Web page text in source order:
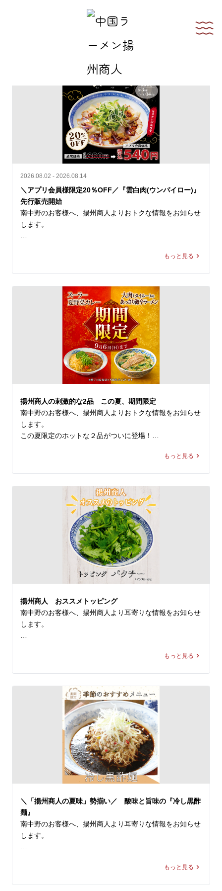
2026.08.02 - 2026.08.14
＼アプリ会員様限定20％OFF／『雲白肉(ウンパイロー)』
先行販売開始
南中野のお客様へ、揚州商人よりおトクな情報をお知らせ
します。
9月新登場の『雲白肉(ウンパイロー)』を本日より先行販
柔らかな蒸し豚とシャキシャキ豆苗に、
ニンニクが効いた特製甘辛タレが絡む四川の辛旨な一皿🌶️
冷えたビールや紹興酒とも相性格別です🍻
🗓️ 8/14(金)まで
💰 通常680円 ⇒【540円(税込)】
ぜひお試しください！
皆様のご来店を、中国ラーメン揚州商人 第二産業南中野
店スタッフ一同、
心よりお待ちしております。
もっと見る
揚州商人の刺激的な2品 この夏、期間限定
南中野のお客様へ、揚州商人よりおトクな情報をお知らせ
します。
この夏限定のホットな２品がついに登場！
◆大肉（タイルー）のあっさり激辛ラーメン
価格：1,280円～1,300円(税込)
※店舗により販売価格が異なります
◆スーラー夏野菜カレー
「本格中華」×「カレー」が融合した本商品は、揚州商人
の看板メニューである「スーラータンメン」の調味料と、
業務用スパイスのリーディングカンパニー「ハウスギャバ
ン」のカレースパイスを使用。ゴーヤやミニトマトなどの
夏野菜、そしてすべての具材をまろやかに包み込む玉子炒
飯が絶妙なバランスで仕上げられた一杯です。
「黄金唐辛子」によるもの。流通の不安定さから一時メニ
ューから姿を消していましたが、このたび数量限定ながら
も「黄金唐辛子」の確保に成功し、この夏だけの期間限定
で復刻いたします。
この夏しか味わえない、挑戦的でホットな2品。一度食べ
れば、もう一度食べたくなること間違いなしです！
皆様のご来店を、中国ラーメン揚州商人 第二産業南中野
店スタッフ一同、心よりお待ちしております。
もっと見る
揚州商人 おススメトッピング
南中野のお客様へ、揚州商人より耳寄りな情報をお知らせ
します。
本日はそのなかでも好みは分かれますが実は大人気なあい
パクチーをご紹介します。
独特な香りのパクチーは酸味や辛み、こってりとした中華
料理と相性抜群！特にお勧めのパクチートッピングメニュ
ーを以下にご紹介します。
●スーラータンメン＋パクチー
言わずもがなコンビ。スーラーの酸味と辛味、旨味に加え
て、パクチーの爽やかさは相性が抜群です！
濃厚胡麻スープにパクチーの爽やかな香りが加わると一気
る美味しさです。
もっと見る
＼「揚州商人の夏味」勢揃い／ 酸味と旨味の『冷し黒酢
麺』
南中野のお客様へ、揚州商人より耳寄りな情報をお知らせ
します。
もっと見る